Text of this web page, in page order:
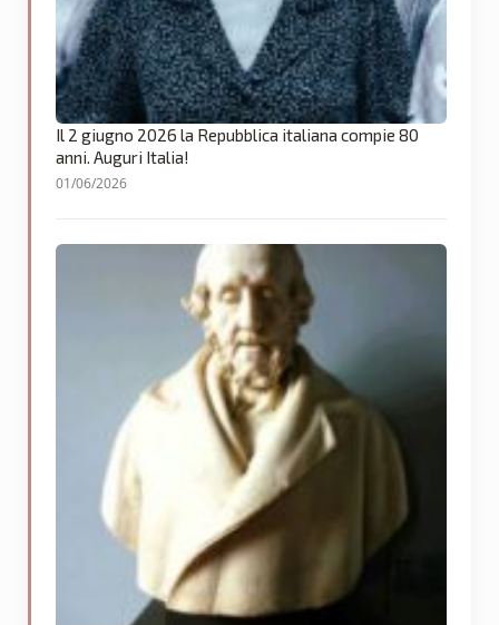
Il 2 giugno 2026 la Repubblica italiana compie 80
anni. Auguri Italia!
01/06/2026